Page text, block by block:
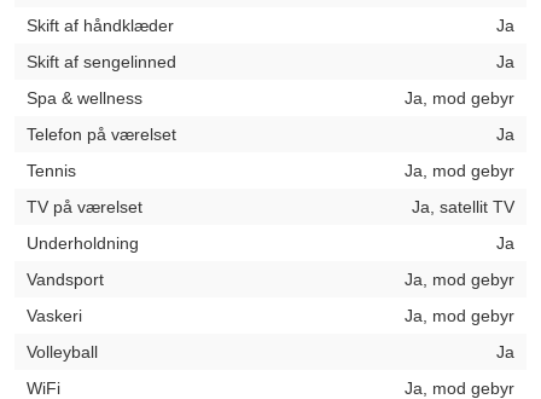
Skift af håndklæder
Ja
Skift af sengelinned
Ja
Spa & wellness
Ja, mod gebyr
Telefon på værelset
Ja
Tennis
Ja, mod gebyr
TV på værelset
Ja, satellit TV
Underholdning
Ja
Vandsport
Ja, mod gebyr
Vaskeri
Ja, mod gebyr
Volleyball
Ja
WiFi
Ja, mod gebyr